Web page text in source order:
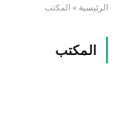
الرئيسية » المكتب
المكتب